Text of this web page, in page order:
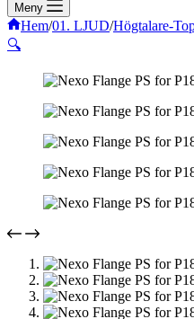
Meny
Hem/01. LJUD/Högtalare-
🔍